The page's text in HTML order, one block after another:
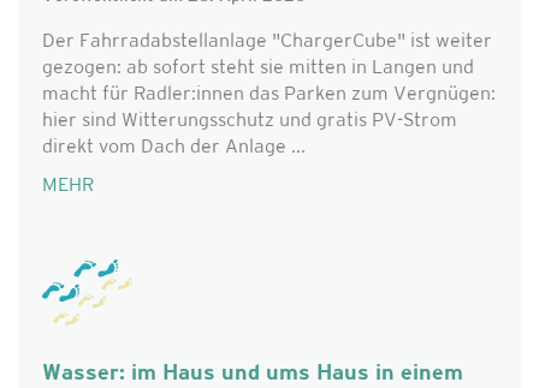
Der Fahrradabstellanlage "ChargerCube" ist weiter
gezogen: ab sofort steht sie mitten in Langen und
macht für Radler:innen das Parken zum Vergnügen:
hier sind Witterungsschutz und gratis PV-Strom
direkt vom Dach der Anlage ...
MEHR
Wasser: im Haus und ums Haus in einem